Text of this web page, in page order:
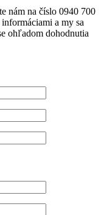
nám na číslo 0940 700
a my sa
ohľadom dohodnutia